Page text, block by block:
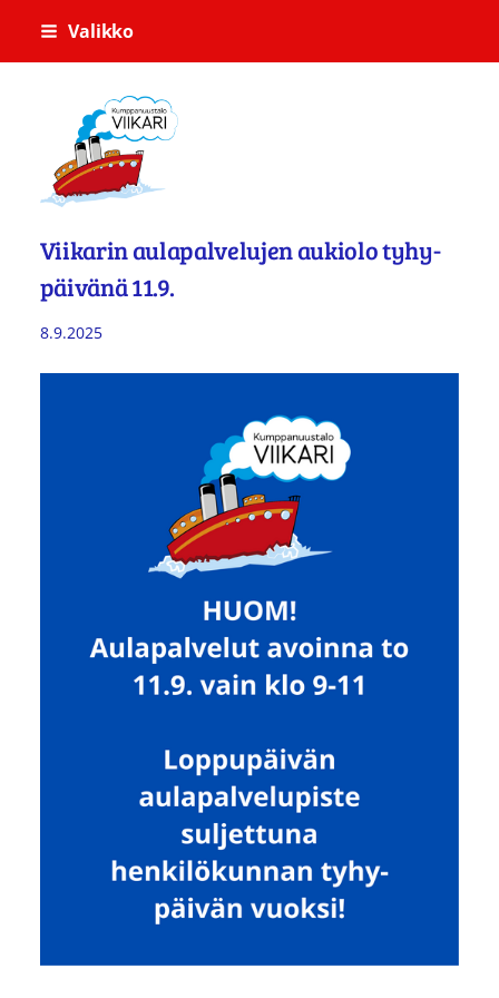
Siirry
Valikko
Kumppanuustalo Viikari
Viikarin aulapalvelujen aukiolo tyhy-
päivänä 11.9.
8.9.2025